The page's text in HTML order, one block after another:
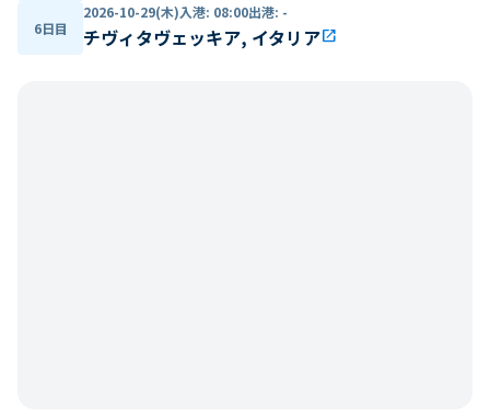
6日目
2026-10-29(木)入港: 08:00出港: -
チヴィタヴェッキア, イタリアopen_in_new